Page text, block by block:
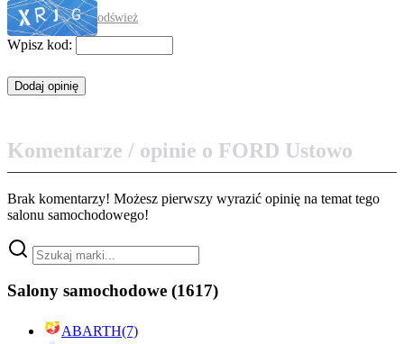
odśwież
Wpisz kod:
Komentarze / opinie o FORD Ustowo
Brak komentarzy! Możesz pierwszy wyrazić opinię na temat tego
salonu samochodowego!
Salony samochodowe (1617)
ABARTH(7)